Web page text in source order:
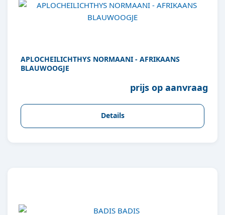
APLOCHEILICHTHYS NORMAANI - AFRIKAANS
BLAUWOOGJE
prijs op aanvraag
Details